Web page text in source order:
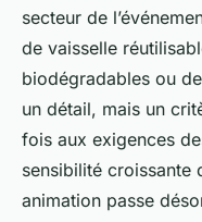
secteur de
de vaisselle
biodégradables ou
un détail, mais un
fois aux exigences
sensibilité croissante
animation passe